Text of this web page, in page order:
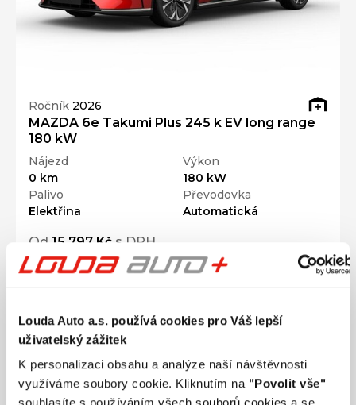
Louda Auto a.s. používá cookies pro Váš lepší
uživatelský zážitek
K personalizaci obsahu a analýze naší návštěvnosti
využíváme soubory cookie. Kliknutím na "Povolit vše"
Ročník 2026
MAZDA 6e Takumi Plus 245 k EV long range
180 kW
Nájezd
0 km
Výkon
180 kW
Palivo
Elektřina
Převodovka
Automatická
Od 15 797 Kč s DPH
Přidat k porovnání